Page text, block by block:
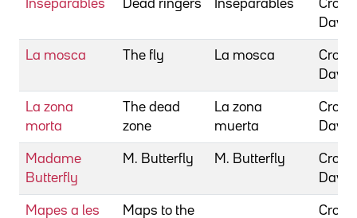
Inseparables Dead ringers Inseparables
David
La mosca The fly La mosca
David
La zona
morta
The dead
zone
La zona
muerta
David
Madame
Butterfly
M. Butterfly M. Butterfly
David
Mapes a les
Maps to the